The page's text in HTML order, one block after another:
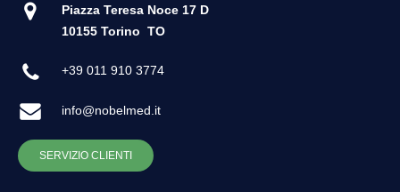
Piazza Teresa Noce 17 D
10155 Torino TO
+39 011 910 3774
info@nobelmed.it
SERVIZIO CLIENTI